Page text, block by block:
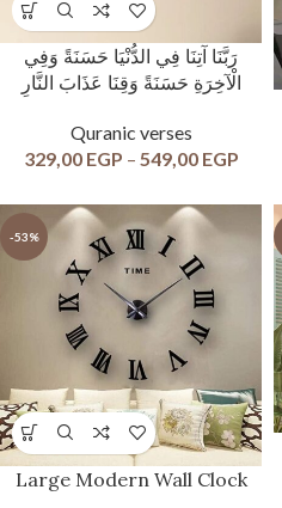
رَبَّنَا آتِنَا فِي الدُّنْيَا حَسَنَةً وَفِي
الْآخِرَةِ حَسَنَةً وَقِنَا عَذَابَ النَّارِ
Quranic verses
329,00 EGP – 549,00 EGP
-53%
Large Modern Wall Clock